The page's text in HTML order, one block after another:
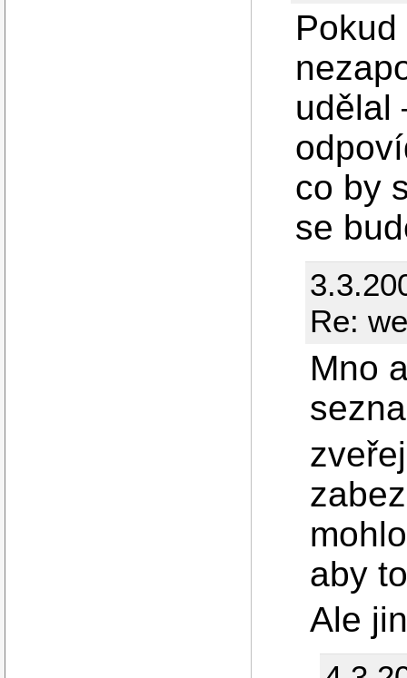
udělal
co by
se
Re:
Mno
aby
Ale